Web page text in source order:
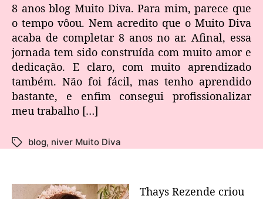
8 anos blog Muito Diva. Para mim, parece que
o tempo vôou. Nem acredito que o Muito Diva
acaba de completar 8 anos no ar. Afinal, essa
jornada tem sido construída com muito amor e
dedicação. E claro, com muito aprendizado
também. Não foi fácil, mas tenho aprendido
bastante, e enfim consegui profissionalizar
meu trabalho […]
blog, niver Muito Diva
Thays Rezende criou